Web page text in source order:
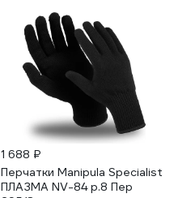
1 688 ₽
Перчатки Manipula Specialist
ПЛАЗМА NV-84 р.8 Пер